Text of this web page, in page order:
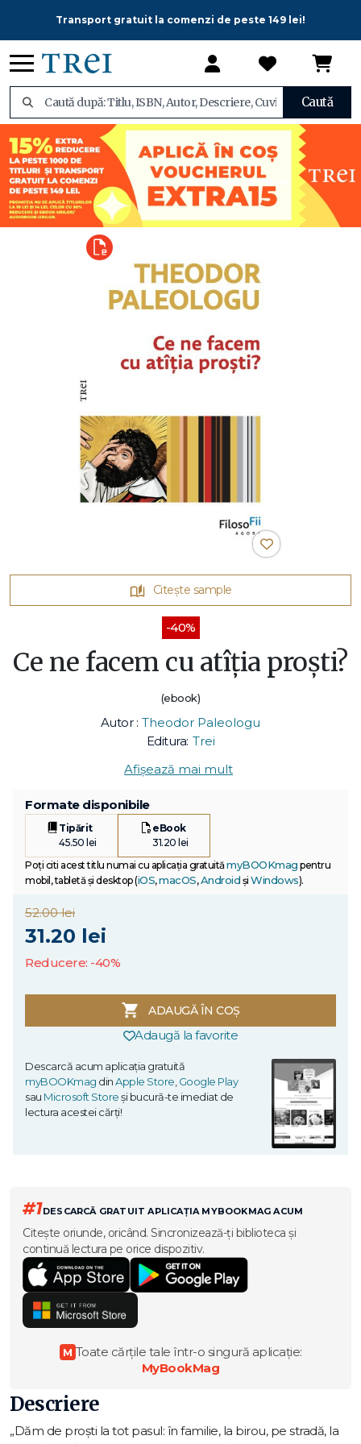
Transport gratuit la comenzi de peste 149 lei!
Caută
Citește sample
-40%
Ce ne facem cu atîția proști?
(ebook)
Autor : Theodor Paleologu
Editura: Trei
Afișează mai mult
Formate disponibile
Tipărit
45.50 lei
eBook
31.20 lei
Poți citi acest titlu numai cu aplicația gratuitămyBOOKmag pentru
mobil, tabletă și desktop (iOS,macOS,Android și Windows).
52.00 lei
31.20 lei
Reducere: -40%
ADAUGĂ ÎN COȘ
Adaugă la favorite
Descarcă acum aplicația gratuită
myBOOKmag dinApple Store,Google Play
sau Microsoft Storeși bucură-te imediat de
lectura acestei cărți!
#1DESCARCĂ GRATUIT APLICAȚIA MYBOOKMAG ACUM
Citește oriunde, oricând. Sincronizează-ți biblioteca și
continuă lectura pe orice dispozitiv.
M Toate cărțile tale într-o singură aplicație:
MyBookMag
Descriere
„Dăm de proști la tot pasul: în familie, la birou, pe stradă, la